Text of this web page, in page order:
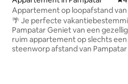
Appartement op loopafstand
strand van Pampatar + centrum +
🌴 Je perfecte
Pampatar Geniet van een
ruim appartement op slechts een
steenworp afstand van Pampatar